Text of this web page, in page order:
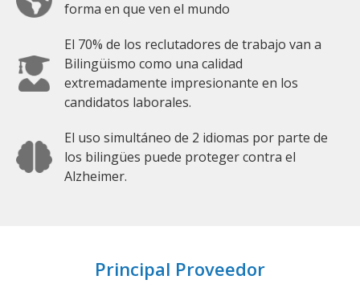
forma en que ven el mundo
El 70% de los reclutadores de trabajo van a
Bilingüismo como una calidad
extremadamente impresionante en los
candidatos laborales.
El uso simultáneo de 2 idiomas por parte de
los bilingües puede proteger contra el
Alzheimer.
Principal Proveedor